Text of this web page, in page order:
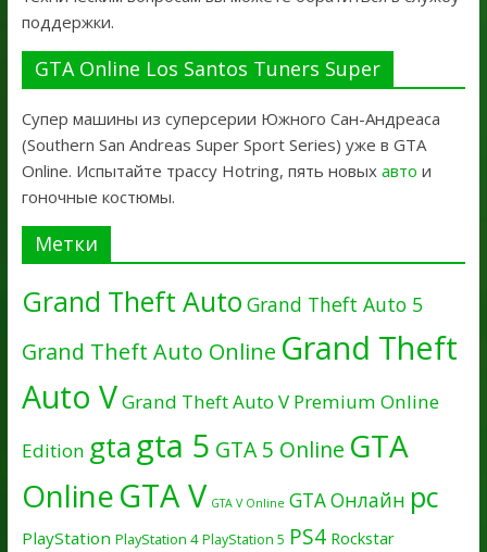
поддержки.
GTA Online Los Santos Tuners Super
Супер машины из суперсерии Южного Сан-Андреаса
(Southern San Andreas Super Sport Series) уже в GTA
Online. Испытайте трассу Hotring, пять новых авто и
гоночные костюмы.
Метки
Grand Theft Auto Grand Theft Auto 5
Grand Theft Auto Online Grand Theft
Auto VGrand Theft Auto V Premium Online
Edition gtagta 5 GTA 5 Online GTA
OnlineGTA V GTA V Online GTA Онлайн pc
PlayStation PlayStation 4 PlayStation 5 PS4 Rockstar